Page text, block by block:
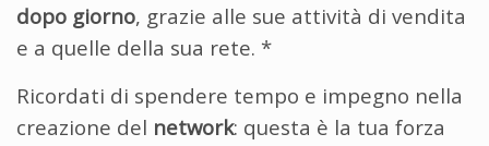
dopo giorno, grazie alle sue attività di vendita
e a quelle della sua rete. *
Ricordati di spendere tempo e impegno nella
creazione del network: questa è la tua forza